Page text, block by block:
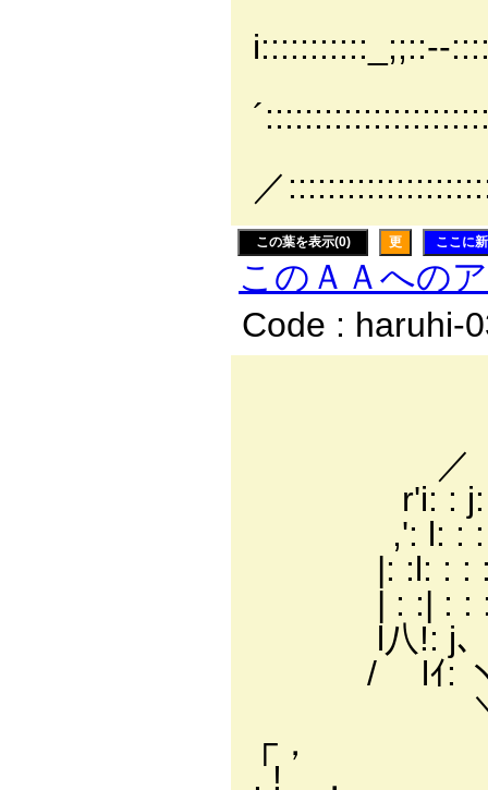
i:::::::::::_;;::-
／
この葉を表示(0) 更 ここに
このＡＡへの
Code : haruhi-
／「: : : :
r'i: : j: : : :
,': l: : : : : :
|: :l: : : :＿
| : :| : :
l八!: j
/ lｲ:
＼:
┌， 寸
. ! ， rﾞ